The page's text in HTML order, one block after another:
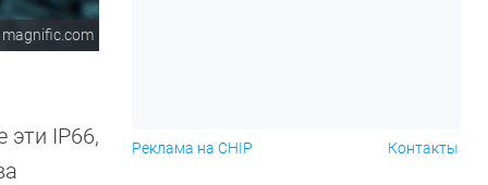
magnific.com
эти IP66,
Реклама на CHIP Контакты